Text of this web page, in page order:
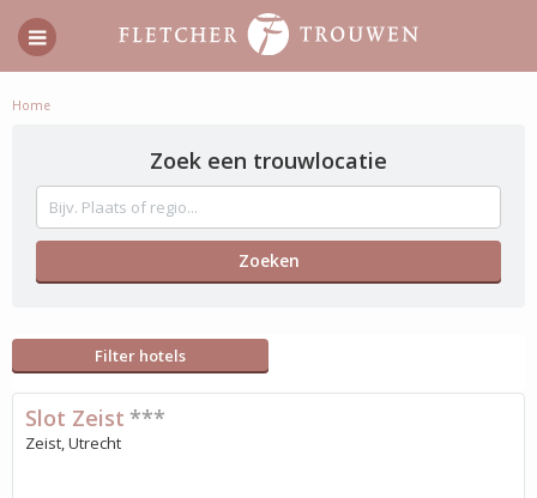
Home
Zoek een trouwlocatie
Filter hotels
Slot Zeist ***
Zeist, Utrecht